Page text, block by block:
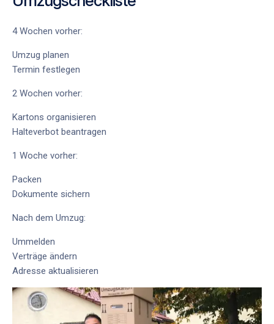
4 Wochen vorher:
Umzug planen
Termin festlegen
2 Wochen vorher:
Kartons organisieren
Halteverbot beantragen
1 Woche vorher:
Packen
Dokumente sichern
Nach dem Umzug:
Ummelden
Verträge ändern
Adresse aktualisieren